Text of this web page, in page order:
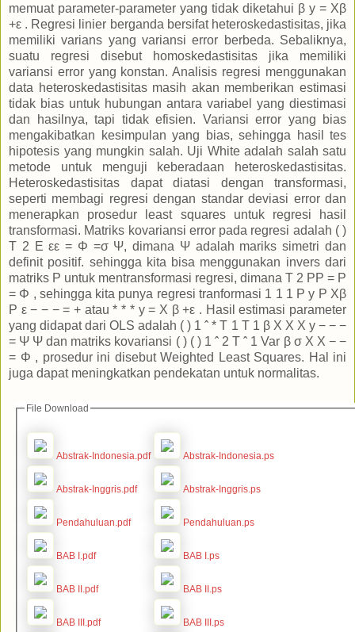
memuat parameter-parameter yang tidak diketahui β y = Xβ
+ε . Regresi linier berganda bersifat heteroskedastisitas, jika
memiliki varians yang variansi error berbeda. Sebaliknya,
suatu regresi disebut homoskedastisitas jika memiliki
variansi error yang konstan. Analisis regresi menggunakan
data heteroskedastisitas masih akan memberikan estimasi
tidak bias untuk hubungan antara variabel yang diestimasi
dan hasilnya, tapi tidak efisien. Variansi error yang bias
mengakibatkan kesimpulan yang bias, sehingga hasil tes
hipotesis yang mungkin salah. Uji White adalah salah satu
metode untuk menguji keberadaan heteroskedastisitas.
Heteroskedastisitas dapat diatasi dengan transformasi,
seperti membagi regresi dengan standar deviasi error dan
menerapkan prosedur least squares untuk regresi hasil
transformasi. Matriks kovariansi error pada regresi adalah ( )
T 2 E εε = Φ =σ Ψ, dimana Ψ adalah mariks simetri dan
definit positif. sehingga kita bisa menggunakan invers dari
matriks P untuk mentransformasi regresi, dimana T 2 PP = P
= Φ , sehingga kita punya regresi tranformasi 1 1 1 P y P Xβ
P ε − − − = + atau * * * y = X β +ε . Hasil estimasi parameter
yang didapat dari OLS adalah ( ) 1 ˆ * T 1 T 1 β X X X y − − −
= Ψ Ψ dan matriks kovariansi ( ) ( ) 1 ˆ 2 T ˆ 1 Var β σ X X − −
= Φ , prosedur ini disebut Weighted Least Squares. Hal ini
juga dapat meningkatkan pendekatan untuk normalitas.
File Download
Abstrak-Indonesia.pdf Abstrak-Indonesia.ps
Abstrak-Inggris.pdf Abstrak-Inggris.ps
Pendahuluan.pdf Pendahuluan.ps
BAB I.pdf BAB I.ps
BAB II.pdf BAB II.ps
BAB III.pdf BAB III.ps